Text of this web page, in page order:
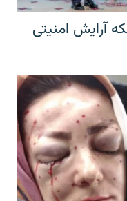
آرایش امنیتی